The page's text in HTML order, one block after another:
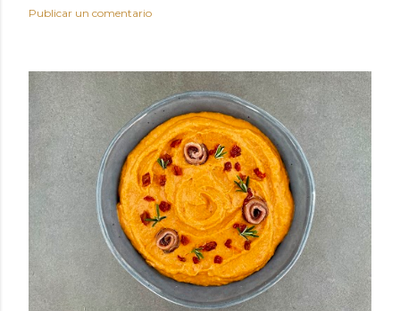
Publicar un comentario